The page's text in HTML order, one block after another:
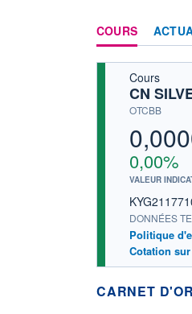
COURS
Cours
CN
OTCBB
0,00%
VALEUR
DONNÉES
Politique
Cotation
CARNET